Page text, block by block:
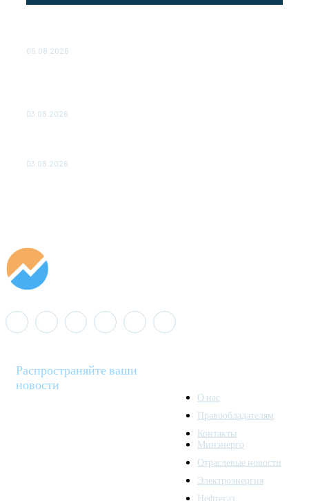
05.08.2026
03.08.2026
03.08.2026
Распространяйте ваши
новости
О нас
Правообладателям
Контакты
Минэнерго
Отраслевые новости
Электроэнергия
Нефтегаз